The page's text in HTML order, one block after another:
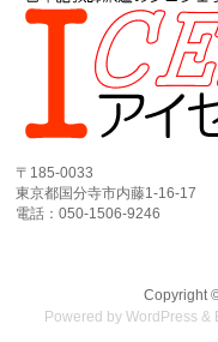
〒185-0033
東京都国分寺市内藤1-16-17
電話：050-1506-9246
Copyright
Powered byWordPress &